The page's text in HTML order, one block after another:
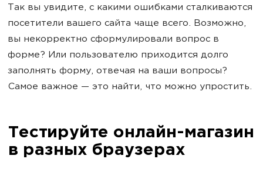
Так вы увидите, с какими ошибками сталкиваются
посетители вашего сайта чаще всего. Возможно,
вы некорректно сформулировали вопрос в
форме? Или пользователю приходится долго
заполнять форму, отвечая на ваши вопросы?
Самое важное — это найти, что можно упростить.
Тестируйте онлайн-магазин
в разных браузерах